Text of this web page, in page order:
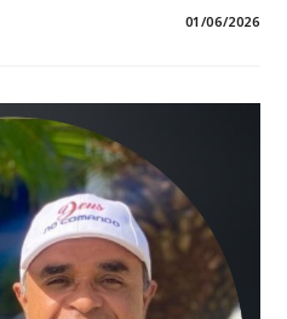
FLÁVIO
BRAGA
LANÇA
LIVRO
QUE
DESTACA
OS
GRANDES
NOMES
DA
HISTÓRIA
DA
BAIXADA
MARANHENSE*
01/06/2026